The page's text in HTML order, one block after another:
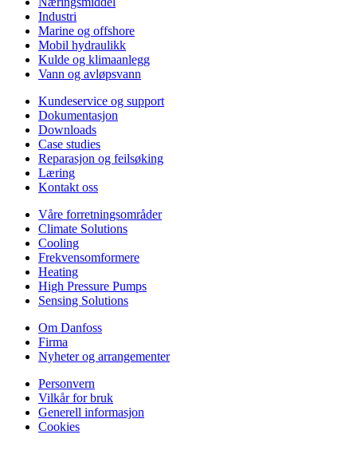
Industri
Marine og offshore
Mobil hydraulikk
Kulde og klimaanlegg
Vann og avløpsvann
Kundeservice og support
Dokumentasjon
Downloads
Case studies
Reparasjon og feilsøking
Læring
Kontakt oss
Våre forretningsområder
Climate Solutions
Cooling
Frekvensomformere
Heating
High Pressure Pumps
Sensing Solutions
Om Danfoss
Firma
Nyheter og arrangementer
Personvern
Vilkår for bruk
Generell informasjon
Cookies